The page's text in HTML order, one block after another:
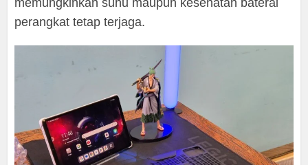
memungkinkan suhu maupun kesehatan baterai
perangkat tetap terjaga.